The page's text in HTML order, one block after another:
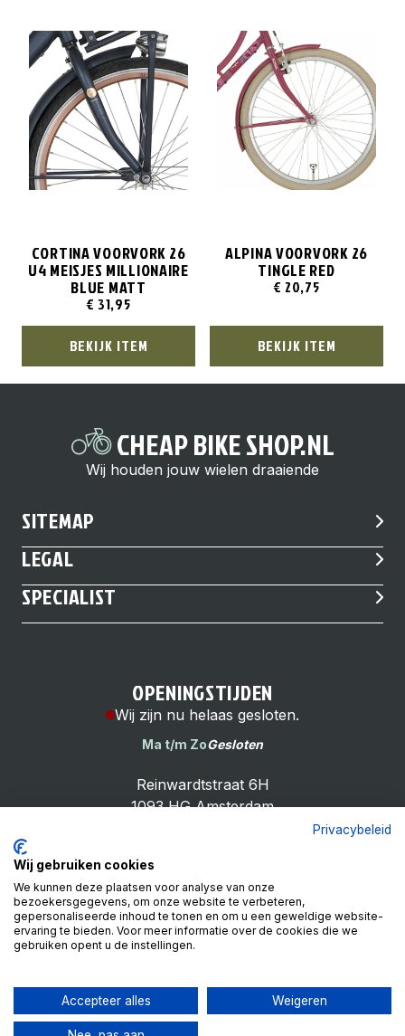
CORTINA VOORVORK 26
U4 MEISJES MILLIONAIRE
BLUE MATT
€ 31,95
BEKIJK ITEM
ALPINA VOORVORK 26
TINGLE RED
€ 20,75
BEKIJK ITEM
CHEAP BIKE SHOP.NL
Wij houden jouw wielen draaiende
SITEMAP
LEGAL
SPECIALIST
Cheap Bike Shop
4.9
Based on 99 reviews
Review ons op
OPENINGSTIJDEN
Wij zijn nu helaas gesloten.
Ma t/m ZoGesloten
Reinwardtstraat 6H
1093 HG Amsterdam
Privacybeleid
Wij gebruiken cookies
We kunnen deze plaatsen voor analyse van onze
bezoekersgegevens, om onze website te verbeteren,
gepersonaliseerde inhoud te tonen en om u een geweldige website-
ervaring te bieden. Voor meer informatie over de cookies die we
gebruiken opent u de instellingen.
Accepteer alles Weigeren